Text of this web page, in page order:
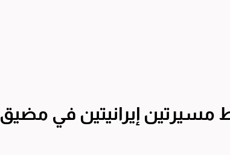
مسيرتين إيرانيتين في مضيق